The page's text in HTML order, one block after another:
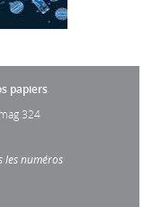
papiers
324
les numéros